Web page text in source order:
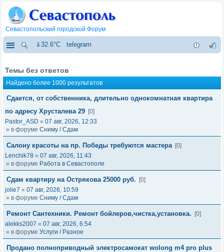
Севастопольский городской Форум
⇓32.6°C telegram
Темы без ответов
Найдено более 1000 результатов
Сдается, от собственника, длительно однокомнатная квартира
по адресу Хрусталева 29 [0]
Pastor_ASD « 07 авг, 2026, 12:33
» в форуме Сниму / Сдам
Салону красоты на пр. Победы требуются мастера [0]
Lenchik78 « 07 авг, 2026, 11:43
» в форуме Работа в Севастополе
Сдам квартиру на Острякова 25000 руб.
[0]
jolie7 « 07 авг, 2026, 10:59
» в форуме Сниму / Сдам
Ремонт Сантехники. Ремонт бойлеров,чистка,установка.
[0]
alekks2007 « 07 авг, 2026, 6:54
» в форуме Услуги / Разное
Продано полноприводный электросамокат wolong m4 pro plus